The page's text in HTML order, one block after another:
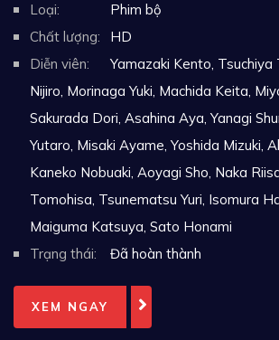
Loại:
Phim bộ
Chất lượng:
HD
Diễn viên:
Yamazaki Kento, Tsuchiya
Nijiro, Morinaga Yuki, Machida Keita,
Sakurada Dori, Asahina Aya, Yanagi
Yutaro, Misaki Ayame, Yoshida Mizuki,
Kaneko Nobuaki, Aoyagi Sho, Naka
Tomohisa, Tsunematsu Yuri, Isomura
Maiguma Katsuya, Sato Honami
Trạng thái:
Đã hoàn thành
XEM NGAY